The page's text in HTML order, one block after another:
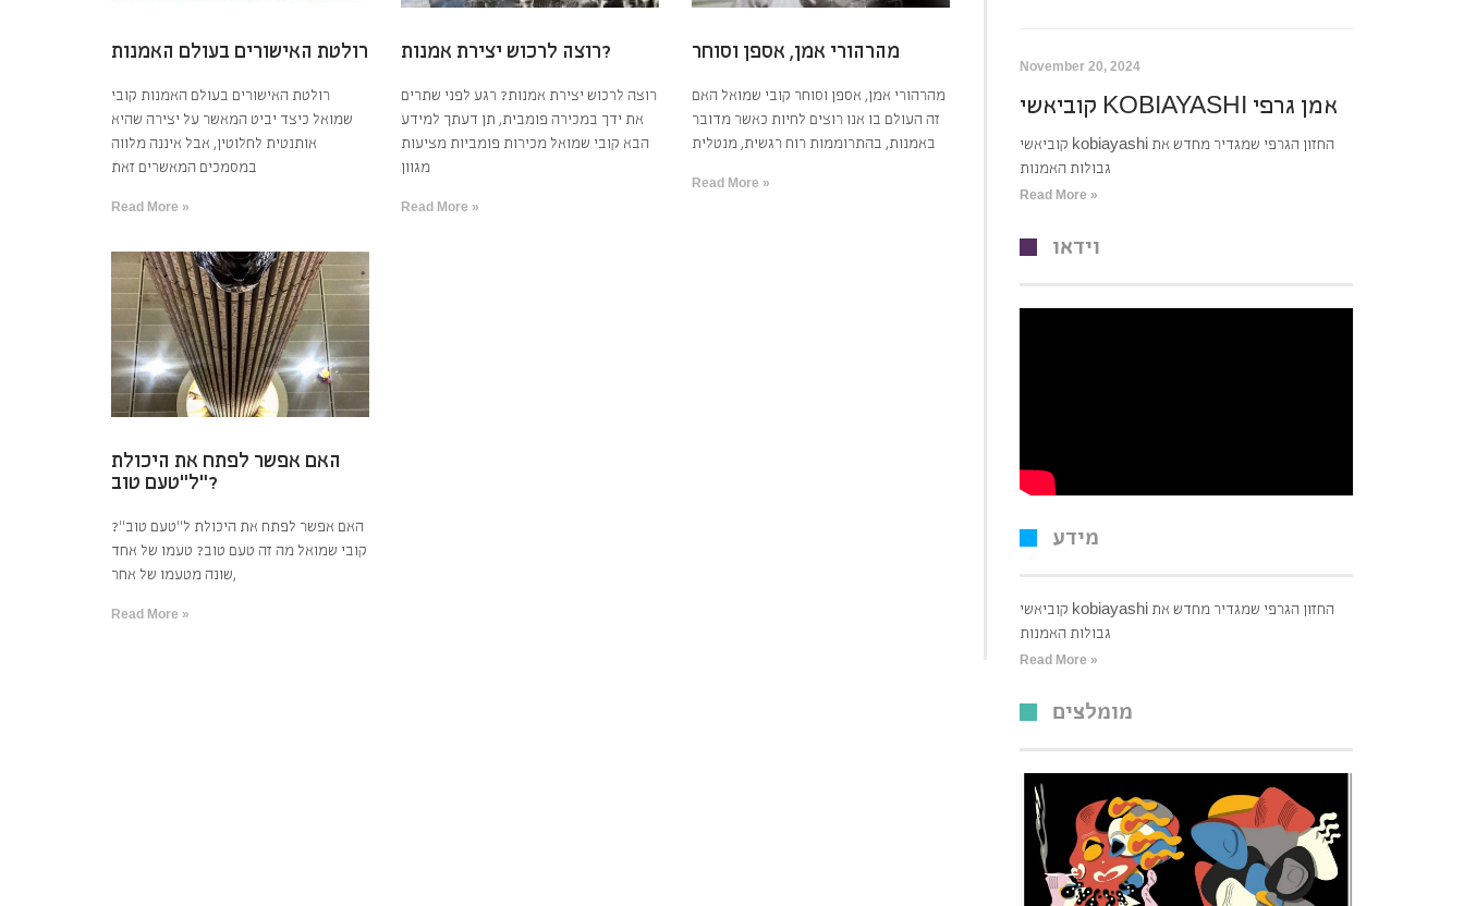
רולטת האישורים בעולם האמנות
רולטת האישורים בעולם האמנות קובי
שמואל כיצד יביט המאשר על יצירה שהיא
אותנטית לחלוטין, אבל איננה מלווה
במסמכים המאשרים זאת
Read More »
רוצה לרכוש יצירת אמנות?
רוצה לרכוש יצירת אמנות? רגע לפני שתרים
את ידך במכירה פומבית, תן דעתך למידע
הבא קובי שמואל מכירות פומביות מציעות
מגוון
Read More »
מהרהורי אמן, אספן וסוחר
מהרהורי אמן, אספן וסוחר קובי שמואל האם
זה העולם בו אנו רוצים לחיות כאשר מדובר
באמנות, בהתרוממות רוח רגשית, מנטלית
Read More »
האם אפשר לפתח את היכולת
ל”טעם טוב”?
האם אפשר לפתח את היכולת ל”טעם טוב”?
קובי שמואל מה זה טעם טוב? טעמו של אחד
שונה מטעמו של אחר,
Read More »
November 20, 2024
קוביאשי KOBIAYASHI אמן גרפי
קוביאשי kobiayashi החזון הגרפי שמגדיר מחדש את
גבולות האמנות
Read More »
וידאו
מידע
קוביאשי kobiayashi החזון הגרפי שמגדיר מחדש את
גבולות האמנות
Read More »
מומלצים